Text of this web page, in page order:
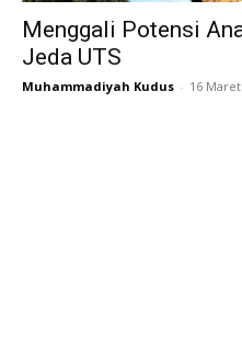
Menggali Potensi
Jeda UTS
Muhammadiyah Kudus - 16